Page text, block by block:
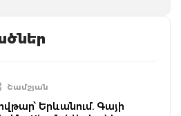
Շամշյան
Երևանում. Գայի